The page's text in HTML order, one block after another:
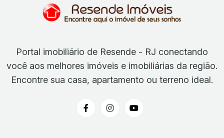
Portal imobiliário de Resende - RJ conectando
você aos melhores imóveis e imobiliárias da região.
Encontre sua casa, apartamento ou terreno ideal.